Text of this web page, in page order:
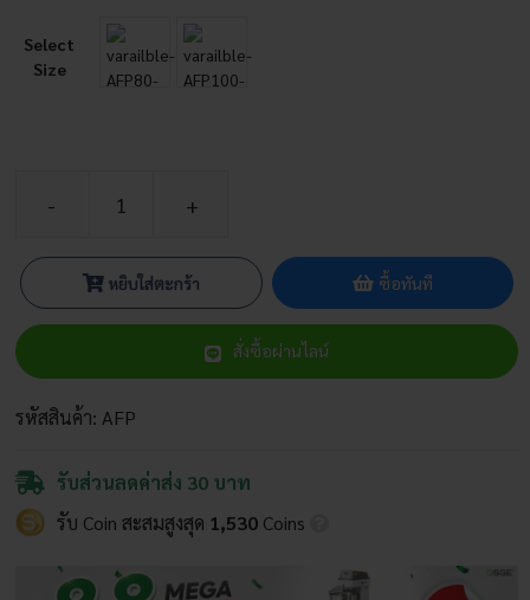
Select
Size
จำนวน
อัด
อาหาร
5.5
แรงม้า
กลิ้ง
ผลิต
หยิบใส่ตะกร้า ซื้อทันที
สั่งซื้อผ่านไลน์
รหัสสินค้า: AFP
รับส่วนลดค่าส่ง 30 บาท
รับ Coin สะสมสูงสุด 1,530 Coins